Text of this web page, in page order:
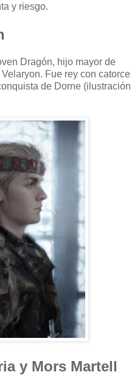
y riesgo.
Dragón, hijo mayor de
Fue rey con catorce
de Dorne (ilustración
y Mors Martell